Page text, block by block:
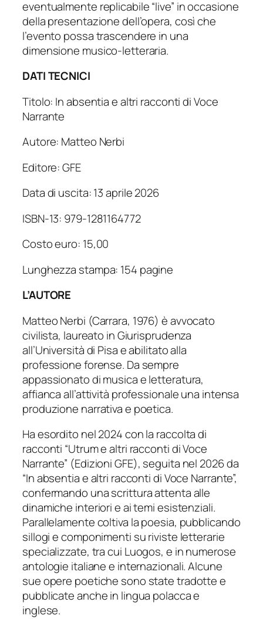
eventualmente replicabile “live” in occasione
della presentazione dell’opera, così che
l’evento possa trascendere in una
dimensione musico-letteraria.
DATI TECNICI
Titolo: In absentia e altri racconti di Voce
Narrante
Autore: Matteo Nerbi
Editore: GFE
Data di uscita: 13 aprile 2026
ISBN-13: 979-1281164772
Costo euro: 15,00
Lunghezza stampa: 154 pagine
L’AUTORE
Matteo Nerbi (Carrara, 1976) è avvocato
civilista, laureato in Giurisprudenza
all’Università di Pisa e abilitato alla
professione forense. Da sempre
appassionato di musica e letteratura,
affianca all’attività professionale una intensa
produzione narrativa e poetica.
Ha esordito nel 2024 con la raccolta di
racconti “Utrum e altri racconti di Voce
Narrante” (Edizioni GFE), seguita nel 2026 da
“In absentia e altri racconti di Voce Narrante”,
confermando una scrittura attenta alle
dinamiche interiori e ai temi esistenziali.
Parallelamente coltiva la poesia, pubblicando
sillogi e componimenti su riviste letterarie
specializzate, tra cui Luogos, e in numerose
antologie italiane e internazionali. Alcune
sue opere poetiche sono state tradotte e
pubblicate anche in lingua polacca e
inglese.